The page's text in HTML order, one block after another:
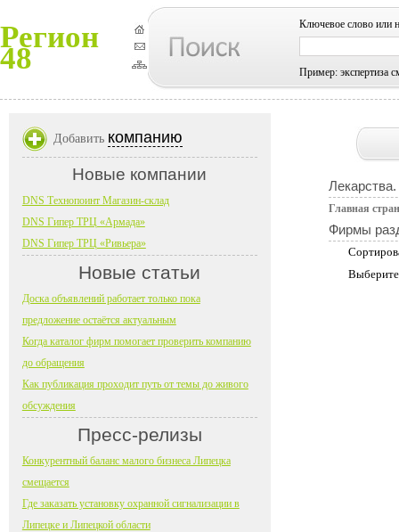
Регион
48
Ключевое слово или
Пример: экспертиза
Главная
Фирмы
Добавить компанию
Новые компании
DNS Технопоинт Магазин-склад
DNS Гипер ТРЦ «Армада»
DNS Гипер ТРЦ «Ривьера»
Новые статьи
Доска объявлений работает только пока
предложение остаётся актуальным
Когда каталог фирм помогает проверить компанию
до обращения
Как публикация проходит путь от темы до живого
обсуждения
Пресс-релизы
Конкурентный баланс малого бизнеса Липецка
смещается
Где заказать установку охранной сигнализации в
Липецке и Липецкой области